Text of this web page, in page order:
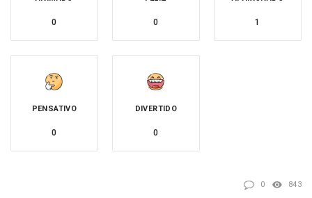
0 0 1
PENSATIVO
0
DIVERTIDO
0
0 843